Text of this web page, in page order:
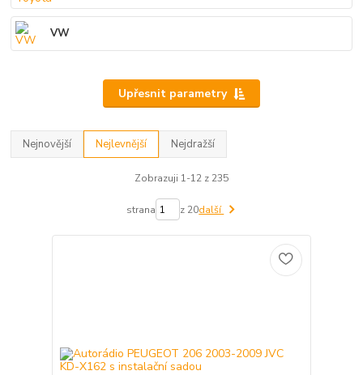
VW
Upřesnit parametry
Nejnovější Nejlevnější Nejdražší
Zobrazuji 1-12 z 235
strana z 20další